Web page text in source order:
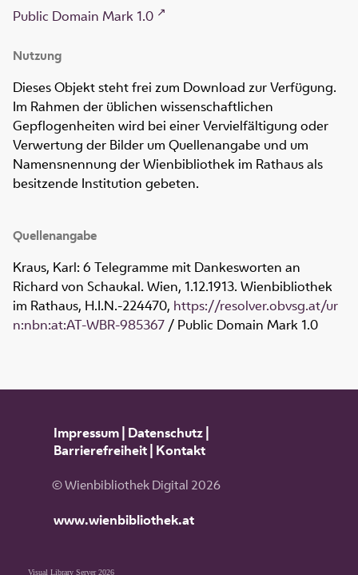
Public Domain Mark 1.0
Nutzung
Dieses Objekt steht frei zum Download zur Verfügung.
Im Rahmen der üblichen wissenschaftlichen
Gepflogenheiten wird bei einer Vervielfältigung oder
Verwertung der Bilder um Quellenangabe und um
Namensnennung der Wienbibliothek im Rathaus als
besitzende Institution gebeten.
Quellenangabe
Kraus, Karl: 6 Telegramme mit Dankesworten an
Richard von Schaukal. Wien, 1.12.1913. Wienbibliothek
im Rathaus, H.I.N.-224470, https://resolver.obvsg.at/ur
n:nbn:at:AT-WBR-985367 / Public Domain Mark 1.0
Impressum| Datenschutz|
Barrierefreiheit| Kontakt
© Wienbibliothek Digital 2026
www.wienbibliothek.at
Visual Library Server 2026